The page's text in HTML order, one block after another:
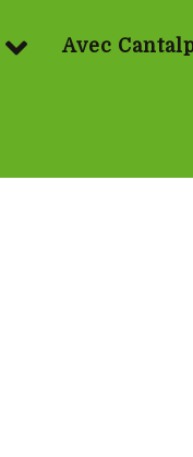
Avec